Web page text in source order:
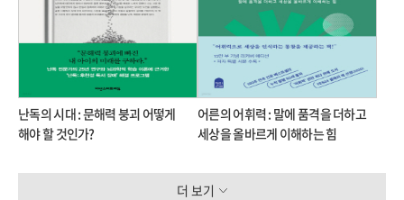
난독의 시대 : 문해력 붕괴 어떻게
해야 할 것인가?
어른의 어휘력 : 말에 품격을 더하고
세상을 올바르게 이해하는 힘
더 보기